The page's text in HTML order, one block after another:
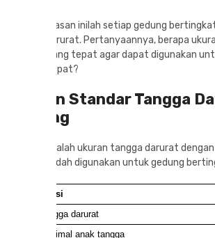
Dengan alasan inilah setiap gedung
tangga darurat. Pertanyaannya, berapa
darurat yang tepat agar dapat digunakan
dengan cepat?
Ukuran Standar Tangga
Gedung
Berikut adalah ukuran tangga darurat
saat ini sudah digunakan untuk gedung
Spesifikasi
Lebar tangga darurat
Lebar minimal anak tangga